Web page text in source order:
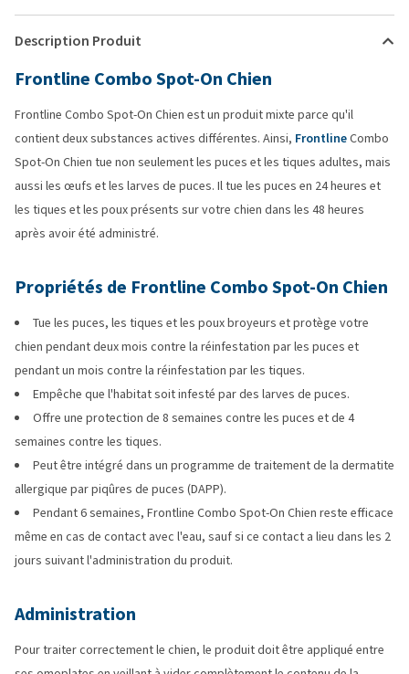
Description Produit
Frontline Combo Spot-On Chien
Frontline Combo Spot-On Chien est un produit mixte parce qu'il
contient deux substances actives différentes. Ainsi, FrontlineCombo
Spot-On Chien tue non seulement les puces et les tiques adultes, mais
aussi les œufs et les larves de puces. Il tue les puces en 24 heures et
les tiques et les poux présents sur votre chien dans les 48 heures
après avoir été administré.
Propriétés de Frontline Combo Spot-On Chien
Tue les puces, les tiques et les poux broyeurs et protège votre
chien pendant deux mois contre la réinfestation par les puces et
pendant un mois contre la réinfestation par les tiques.
Empêche que l'habitat soit infesté par des larves de puces.
Offre une protection de 8 semaines contre les puces et de 4
semaines contre les tiques.
Peut être intégré dans un programme de traitement de la dermatite
allergique par piqûres de puces (DAPP).
Pendant 6 semaines, Frontline Combo Spot-On Chien reste efficace
même en cas de contact avec l'eau, sauf si ce contact a lieu dans les 2
jours suivant l'administration du produit.
Administration
Pour traiter correctement le chien, le produit doit être appliqué entre